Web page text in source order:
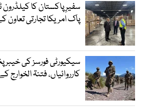
سفیرِ پاکستان کا کیلڈرون
پاک امریکا تجارتی تعاون
سیکیورٹی فورسز کی خیبر
کارروائیاں، فتنۃ الخوارج کے 10 دہشتگرد